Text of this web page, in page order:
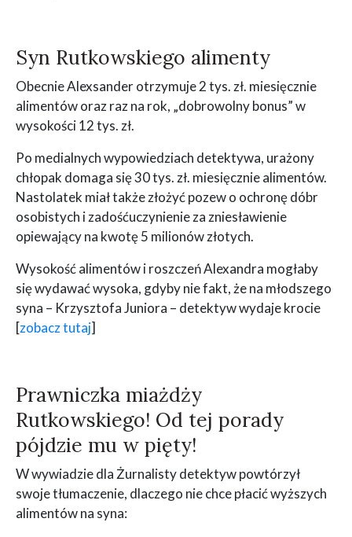
Syn Rutkowskiego alimenty
Obecnie Alexsander otrzymuje 2 tys. zł. miesięcznie
alimentów oraz raz na rok, „dobrowolny bonus” w
wysokości 12 tys. zł.
Po medialnych wypowiedziach detektywa, urażony
chłopak domaga się 30 tys. zł. miesięcznie alimentów.
Nastolatek miał także złożyć pozew o ochronę dóbr
osobistych i zadośćuczynienie za zniesławienie
opiewający na kwotę 5 milionów złotych.
Wysokość alimentów i roszczeń Alexandra mogłaby
się wydawać wysoka, gdyby nie fakt, że na młodszego
syna – Krzysztofa Juniora – detektyw wydaje krocie
[zobacz tutaj]
Prawniczka miażdży
Rutkowskiego! Od tej porady
pójdzie mu w pięty!
W wywiadzie dla Żurnalisty detektyw powtórzył
swoje tłumaczenie, dlaczego nie chce płacić wyższych
alimentów na syna: